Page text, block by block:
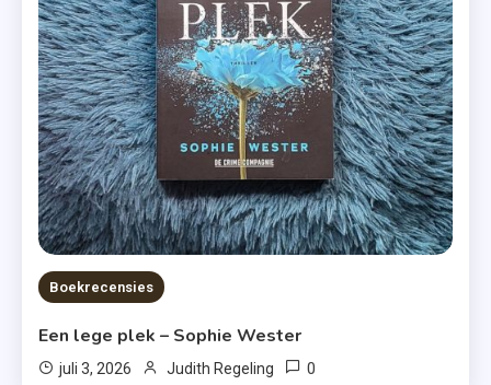
Boekrecensies
Een lege plek – Sophie Wester
juli 3, 2026 Judith Regeling 0